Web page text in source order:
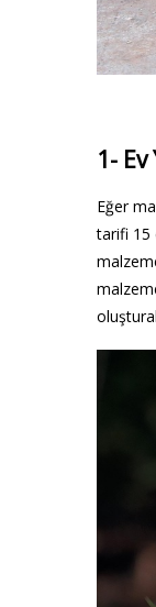
1-
Eğer
tarifi 15